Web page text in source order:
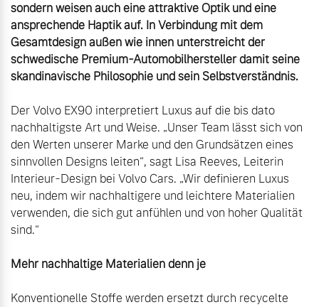
sondern weisen auch eine attraktive Optik und eine
ansprechende Haptik auf. In Verbindung mit dem
Gesamtdesign außen wie innen unterstreicht der
schwedische Premium-Automobilhersteller damit seine
skandinavische Philosophie und sein Selbstverständnis.
Der Volvo EX90 interpretiert Luxus auf die bis dato
nachhaltigste Art und Weise. „Unser Team lässt sich von
den Werten unserer Marke und den Grundsätzen eines
sinnvollen Designs leiten“, sagt Lisa Reeves, Leiterin
Interieur-Design bei Volvo Cars. „Wir definieren Luxus
neu, indem wir nachhaltigere und leichtere Materialien
verwenden, die sich gut anfühlen und von hoher Qualität
Mehr nachhaltige Materialien denn je
Konventionelle Stoffe werden ersetzt durch recycelte